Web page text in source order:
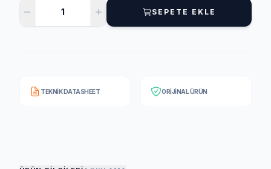
SEPETE EKLE
TEKNIK DATASHEET ORIJINAL ÜRÜN